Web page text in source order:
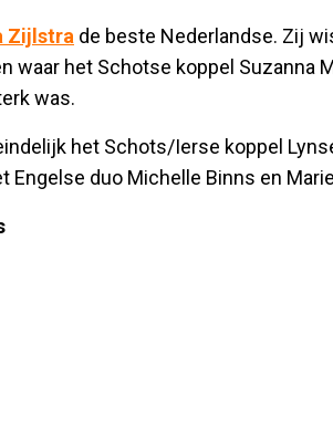
Zijlstra de beste Nederlandse. Zij
waar het Schotse koppel Suzanna
was.
het Schots/Ierse koppel
Engelse duo Michelle Binns en